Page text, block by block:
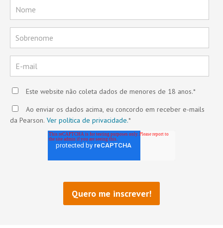
Este website não coleta dados de menores de 18 anos.*
Ao enviar os dados acima, eu concordo em receber e-mails
da Pearson. Ver política de privacidade.*